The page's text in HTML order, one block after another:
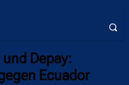
Depay:
Ecuador